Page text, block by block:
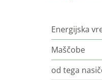
Energijska
Maščobe
od tega